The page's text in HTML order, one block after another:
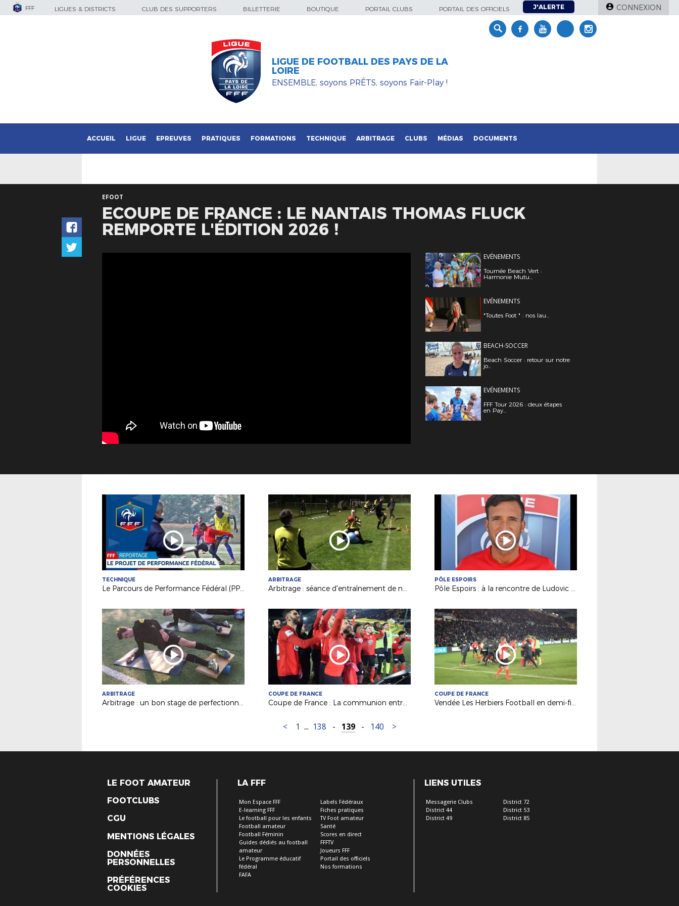
FFF LIGUES & DISTRICTS CLUB DES SUPPORTERS BILLETTERIE BOUTIQUE PORTAIL CLUBS PORTAIL DES OFFICIELS J'ALERTE CONNEXION
LIGUE DE FOOTBALL DES PAYS DE LA
LOIRE
ENSEMBLE, soyons PRÊTS, soyons Fair-Play !
ACCUEIL LIGUE EPREUVES PRATIQUES FORMATIONS TECHNIQUE ARBITRAGE CLUBS MÉDIAS DOCUMENTS
EFOOT
ECOUPE DE FRANCE : LE NANTAIS THOMAS FLUCK
REMPORTE L'ÉDITION 2026 !
EVÉNEMENTS
Tournée Beach Vert :
Harmonie Mutu...
EVÉNEMENTS
"Toutes Foot " : nos lau...
BEACH-SOCCER
Beach Soccer : retour sur notre
jo...
EVÉNEMENTS
FFF Tour 2026 : deux étapes
en Pay...
TECHNIQUE
Le Parcours de Performance Fédéral (PPF), késako ?
ARBITRAGE
Arbitrage : séance d'entraînement de nos Espoirs et nos J.A.L.
PÔLE ESPOIRS
Pôle Espoirs : à la rencontre de Ludovic KÜCK (Adjoint Pôle)
ARBITRAGE
Arbitrage : un bon stage de perfectionnement pour nos Jeunes Arbitres de Ligue !
COUPE DE FRANCE
Coupe de France : La communion entre les Herbretais et leurs supporters
COUPE DE FRANCE
Vendée Les Herbiers Football en demi-finale !
< 1 ... 138 - 139 - 140 >
LE FOOT AMATEUR
FOOTCLUBS
CGU
MENTIONS LÉGALES
DONNÉES
PERSONNELLES
PRÉFÉRENCES
COOKIES
LA FFF
Mon Espace FFF
E-learning FFF
Le football pour les enfants
Football amateur
Football Féminin
Guides dédiés au football
amateur
Le Programme éducatif
fédéral
FAFA
Labels Fédéraux
Fiches pratiques
TV Foot amateur
Santé
Scores en direct
FFFTV
Joueurs FFF
Portail des officiels
Nos formations
LIENS UTILES
Messagerie Clubs
District 44
District 49
District 72
District 53
District 85